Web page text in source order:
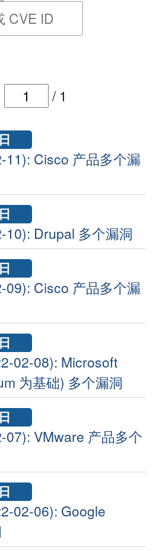
搜寻保安警报
/ 1
11): Cisco 产品多个漏
Drupal 多个漏洞
09): Cisco 产品多个漏
02-08): Microsoft
为基础) 多个漏洞
VMware 产品多个
02-06): Google